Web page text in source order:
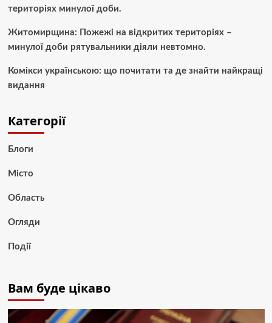
територіях минулої доби.
Житомирщина: Пожежі на відкритих територіях –
минулої доби рятувальники діяли невтомно.
Комікси українською: що почитати та де знайти найкращі
видання
Категорії
Блоги
Місто
Область
Огляди
Події
Вам буде цікаво